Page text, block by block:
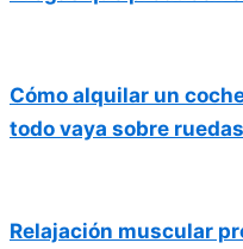
Cómo alquilar un
todo vaya sobre
Relajación muscular